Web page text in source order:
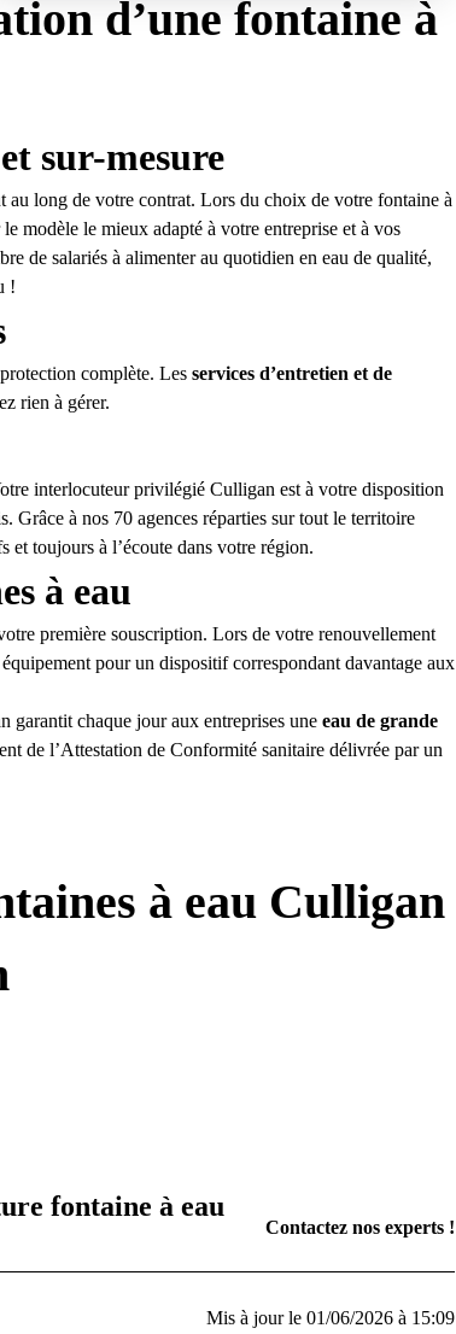
d’une fontaine à
sur-mesure
au long de votre contrat. Lors du choix de votre fontaine à
modèle le mieux adapté à votre entreprise et à vos
de salariés à alimenter au quotidien en eau de qualité,
!
complète. Les services d’entretien et de
rien à gérer.
interlocuteur privilégié Culligan est à votre disposition
Grâce à nos 70 agences réparties sur tout le territoire
et toujours à l’écoute dans votre région.
à eau
première souscription. Lors de votre renouvellement
pour un dispositif correspondant davantage aux
garantit chaque jour aux entreprises une eau de grande
de l’Attestation de Conformité sanitaire délivrée par un
à eau Culligan
fontaine à eau
Contactez nos experts !
Mis à jour le 01/06/2026 à 15:09